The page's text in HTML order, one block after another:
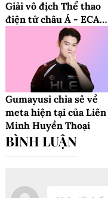
Giải vô địch Thể thao
điện tử châu Á - ECA
Gumayusi chia sẻ về
meta hiện tại của Liên
Minh Huyền Thoại